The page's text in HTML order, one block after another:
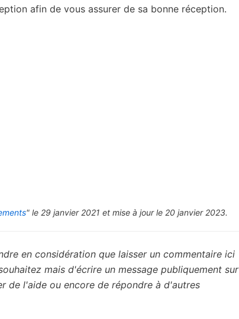
afin de vous assurer de sa bonne réception.
" le 29 janvier 2021 et mise à jour le 20 janvier 2023.
en considération que laisser un commentaire ici
mais d'écrire un message publiquement sur
de l'aide ou encore de répondre à d'autres